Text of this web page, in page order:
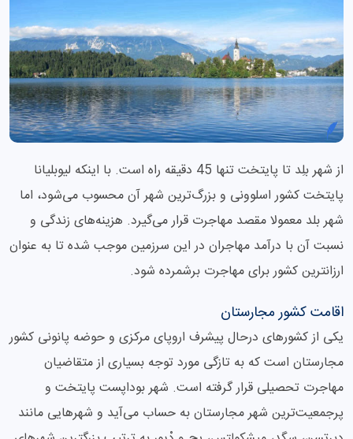
از شهر بلِد تا پایتخت تنها 45 دقیقه راه است. با اینکه لیوبلیانا
پایتخت کشور اسلوونی و بزرگ‌ترین شهر آن محسوب می‌شود، اما
شهر بلد معمولا مقصد مهاجرت قرار می‌گیرد. هزینه‌های زندگی و
نسبت آن با درآمد مهاجران در این سرزمین موجب شده تا به عنوان
ارزانترین کشور برای مهاجرت برشمرده شود.
اقامت کشور مجارستان
یکی از کشورهای درحال پیشرف اروپای مرکزی و حوضه پانونی کشور
مجارستان است که به تازگی مورد توجه بسیاری از متقاضیان
مهاجرت تحصیلی قرار گرفته است. شهر بوداپست پایتخت و
پرجمعیت‌ترین شهر مجارستان به حساب می‌آید و شهرهایی مانند